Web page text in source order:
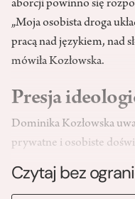
aborcji powinno się
„Moja osobista droga
pracą nad językiem, nad
mówiła Kozłowska.
Presja
Dominika Kozłowska
prywatne i osobiste
Czytaj bez